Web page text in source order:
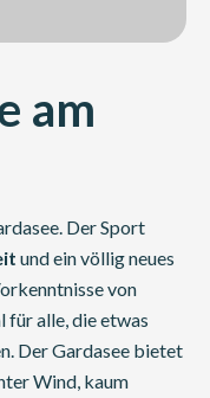
am
Der Sport
und ein völlig neues
von
für alle, die etwas
Der Gardasee bietet
Wind, kaum